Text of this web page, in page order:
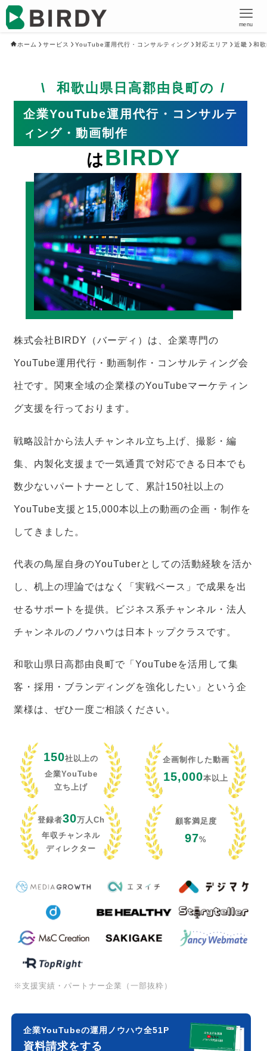
menu
ホーム サービス YouTube運用代行・コンサルティング 対応エリア 近畿 和
和歌山県日高郡由良町の
企業YouTube運用代行・コンサルテ
ィング・動画制作
はBIRDY
株式会社BIRDY（バーディ）は、企業専門の
YouTube運用代行・動画制作・コンサルティング会
社です。関東全域の企業様のYouTubeマーケティン
グ支援を行っております。
戦略設計から法人チャンネル立ち上げ、撮影・編
集、内製化支援まで一気通貫で対応できる日本でも
数少ないパートナーとして、累計150社以上の
YouTube支援と15,000本以上の動画の企画・制作を
してきました。
代表の鳥屋自身のYouTuberとしての活動経験を活か
し、机上の理論ではなく「実戦ベース」で成果を出
せるサポートを提供。ビジネス系チャンネル・法人
チャンネルのノウハウは日本トップクラスです。
和歌山県日高郡由良町で「YouTubeを活用して集
客・採用・ブランディングを強化したい」という企
業様は、ぜひ一度ご相談ください。
150社以上の
企業YouTube
立ち上げ
企画制作した動画
15,000本以上
登録者30万人Ch
年収チャンネル
ディレクター
顧客満足度
97%
※支援実績・パートナー企業（一部抜粋）
企業YouTubeの運用ノウハウ全51P
資料請求をする